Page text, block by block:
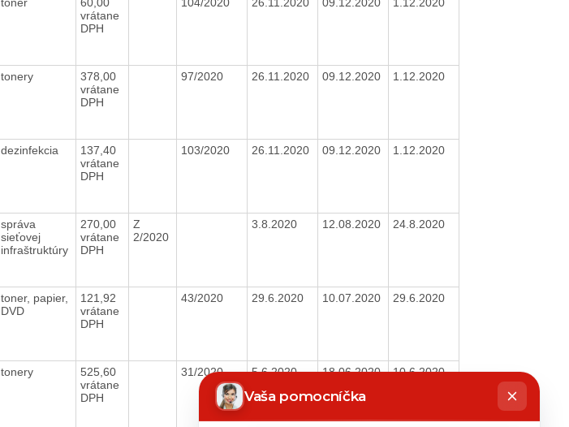
vrátane
DPH
tonery
378,00
vrátane
DPH
97/2020 26.11.2020 09.12.2020 1.12.2020
dezinfekcia
137,40
vrátane
DPH
103/2020 26.11.2020 09.12.2020 1.12.2020
správa
sieťovej
infraštruktúry
270,00
vrátane
DPH
Z
2/2020
3.8.2020 12.08.2020 24.8.2020
toner, papier,
DVD
121,92
vrátane
DPH
43/2020 29.6.2020 10.07.2020 29.6.2020
tonery
525,60
vrátane
DPH
31/2020 5.6.2020 18.06.2020 10.6.2020
Vaša pomocníčka
Chatbot
píše